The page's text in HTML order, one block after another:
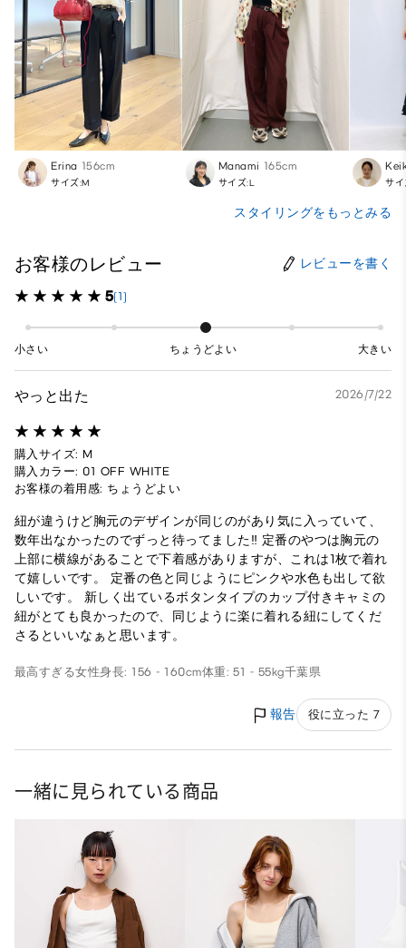
Erina 156cm
サイズ:M
Manami 165cm
サイズ:L サ
スタイリングをもっとみる
お客様のレビュー レビューを書く
5(1)
小さい ちょうどよい 大きい
やっと出た 2026/7/22
購入サイズ: M
購入カラー: 01 OFF WHITE
お客様の着用感: ちょうどよい
紐が違うけど胸元のデザインが同じのがあり気に入っていて、
数年出なかったのでずっと待ってました‼︎ 定番のやつは胸元の
上部に横線があることで下着感がありますが、これは1枚で着れ
て嬉しいです。 定番の色と同じようにピンクや水色も出して欲
しいです。 新しく出ているボタンタイプのカップ付きキャミの
紐がとても良かったので、同じように楽に着れる紐にしてくだ
さるといいなぁと思います。
最高すぎる女性身長: 156 - 160cm体重: 51 - 55kg千葉県
報告 役に立った 7
一緒に見られている商品